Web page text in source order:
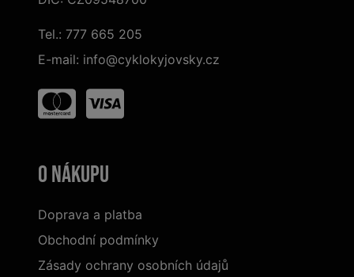
Tel.: 777 665 205
E-mail: info@cyklokyjovsky.cz
O nákupu
Doprava a platba
Obchodní podmínky
Zásady ochrany osobních údajů